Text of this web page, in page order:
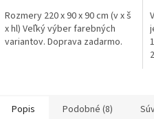
z
5
hviezdičiek.
Rozmery 220 x 90 x 90 cm (v x š
x hl) Veľký výber farebných
variantov. Doprava zadarmo.
Popis Podobné (8)